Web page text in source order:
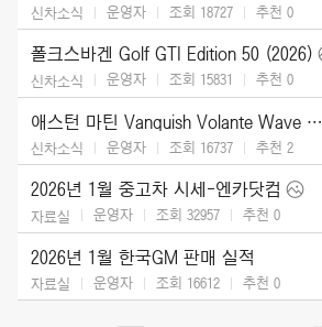
신차소식 운영자 조회 18727 추천 0
폴크스바겐 Golf GTI Edition 50 (2026)
신차소식 운영자 조회 15831 추천 0
애스턴 마틴 Vanquish Volante Wave Edition (2026)
신차소식 운영자 조회 16737 추천 2
2026년 1월 중고차 시세-엔카닷컴
자료실 운영자 조회 32957 추천 0
2026년 1월 한국GM 판매 실적
자료실 운영자 조회 16612 추천 0